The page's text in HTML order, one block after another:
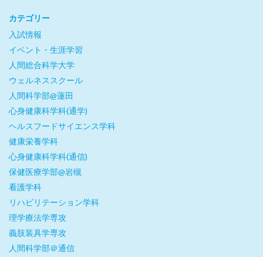
カテゴリー
入試情報
イベント・生涯学習
人間総合科学大学
ウェルネススクール
人間科学部@蓮田
心身健康科学科(通学)
ヘルスフードサイエンス学科
健康栄養学科
心身健康科学科(通信)
保健医療学部@岩槻
看護学科
リハビリテーション学科
理学療法学専攻
義肢装具学専攻
人間科学部＠通信